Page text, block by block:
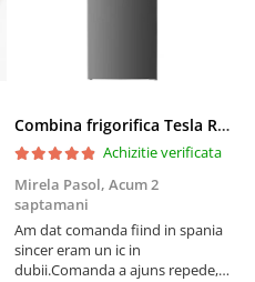
Combina frigorifica Tesla RC2600HXE, 262 l, Clasa E, Iluminare LED, dezghetare automata frigider, H 180 cm, Inox
Achizitie verificata
Mirela Pasol, Acum 2
saptamani
Am dat comanda fiind in spania
sincer eram un ic in
dubii.Comanda a ajuns repede,in